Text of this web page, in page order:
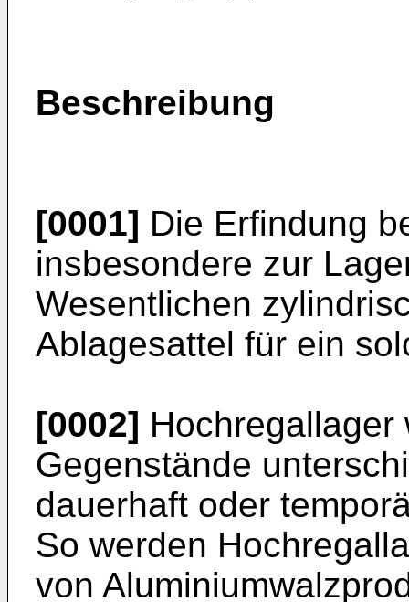
Beschreibung
[0001] Die Erfindung
insbesondere zur
Wesentlichen
Ablagesattel für ein
[0002] Hochregallager
Gegenstände
dauerhaft oder
So werden
von